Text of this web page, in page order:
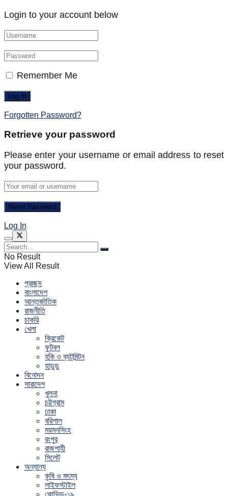
Login to your account below
Remember Me
Forgotten Password?
Retrieve your password
Please enter your username or email address to reset
your password.
Log In
No Result
View All Result
প্রচ্ছদ
বাংলাদেশ
আন্তর্জাতিক
রাজনীতি
চাকরি
খেলা
ক্রিকেট
ফুটবল
হকি ও ব্যটমিন্টন
হাডুডু
বিনোদন
সারাদেশ
খুলনা
চট্টগ্রাম
ঢাকা
বরিশাল
ময়মনসিংহ
রংপুর
রাজশাহী
সিলেট
অন্যান্য
কৃষি ও মৎস্য
লাইফস্টাইল